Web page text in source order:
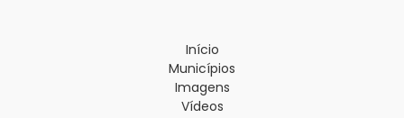
Início
Municípios
Imagens
Vídeos